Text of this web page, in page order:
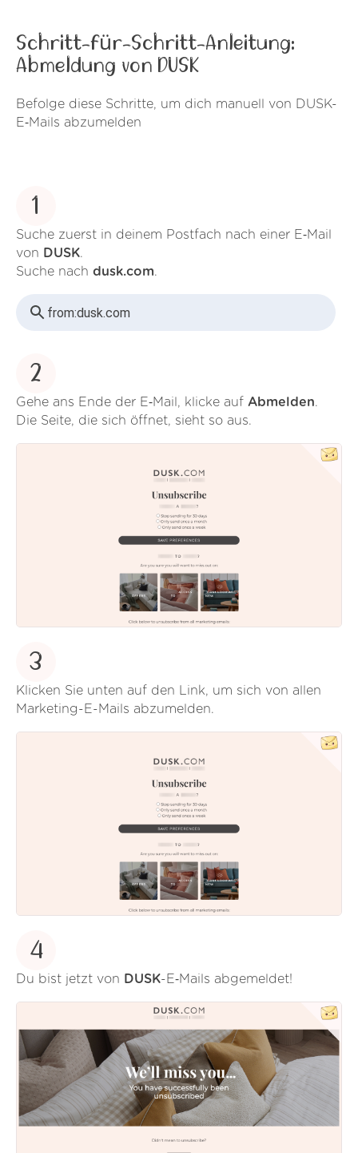
Schritt-für-Schritt-Anleitung:
Abmeldung von DUSK
Befolge diese Schritte, um dich manuell von DUSK-
E‑Mails abzumelden
1
Suche zuerst in deinem Postfach nach einer E‑Mail
von DUSK.
Suche nach dusk.com.
from:dusk.com
2
Gehe ans Ende der E‑Mail, klicke auf Abmelden.
Die Seite, die sich öffnet, sieht so aus.
3
Klicken Sie unten auf den Link, um sich von allen
Marketing-E-Mails abzumelden.
4
Du bist jetzt von DUSK-E‑Mails abgemeldet!